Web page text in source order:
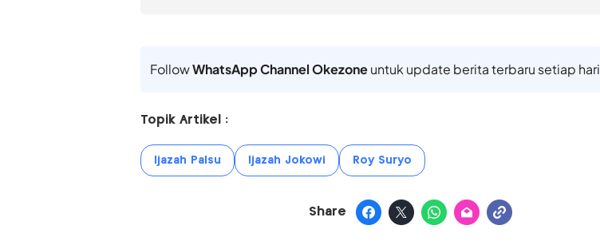
FollowWhatsApp Channel Okezoneuntuk update berita terbaru setiap hari
Topik Artikel :
Ijazah Palsu Ijazah Jokowi Roy Suryo
Share